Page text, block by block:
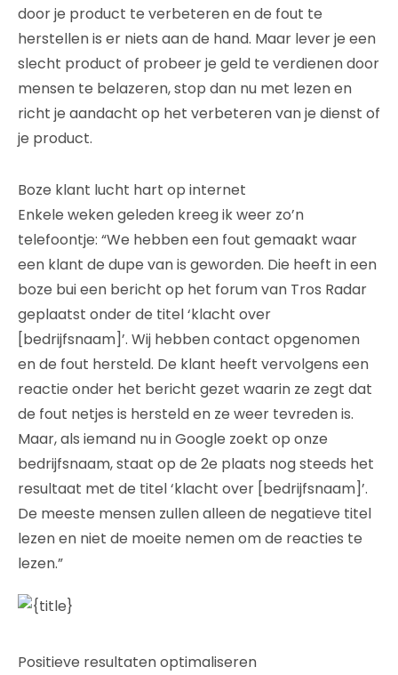
door je product te verbeteren en de fout te
herstellen is er niets aan de hand. Maar lever je een
slecht product of probeer je geld te verdienen door
mensen te belazeren, stop dan nu met lezen en
richt je aandacht op het verbeteren van je dienst of
je product.
Boze klant lucht hart op internet
Enkele weken geleden kreeg ik weer zo’n
telefoontje: “We hebben een fout gemaakt waar
een klant de dupe van is geworden. Die heeft in een
boze bui een bericht op het forum van Tros Radar
geplaatst onder de titel ‘klacht over
[bedrijfsnaam]’. Wij hebben contact opgenomen
en de fout hersteld. De klant heeft vervolgens een
reactie onder het bericht gezet waarin ze zegt dat
de fout netjes is hersteld en ze weer tevreden is.
Maar, als iemand nu in Google zoekt op onze
bedrijfsnaam, staat op de 2e plaats nog steeds het
resultaat met de titel ‘klacht over [bedrijfsnaam]’.
De meeste mensen zullen alleen de negatieve titel
lezen en niet de moeite nemen om de reacties te
lezen.”
Positieve resultaten optimaliseren